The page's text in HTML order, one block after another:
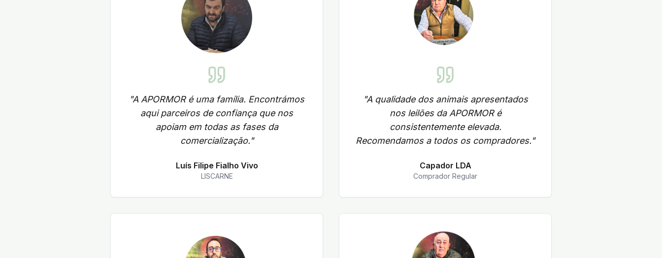
"A APORMOR é uma família. Encontrámos
aqui parceiros de confiança que nos
apoiam em todas as fases da
comercialização."
Luís Filipe Fialho Vivo
LISCARNE
"A qualidade dos animais apresentados
nos leilões da APORMOR é
consistentemente elevada.
Recomendamos a todos os compradores."
Capador LDA
Comprador Regular